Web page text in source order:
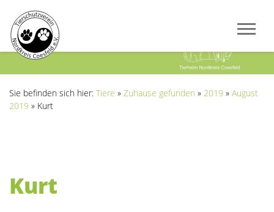
Sie befinden sich hier: Tiere » Zuhause gefunden » 2019 » August
2019 » Kurt
Kurt